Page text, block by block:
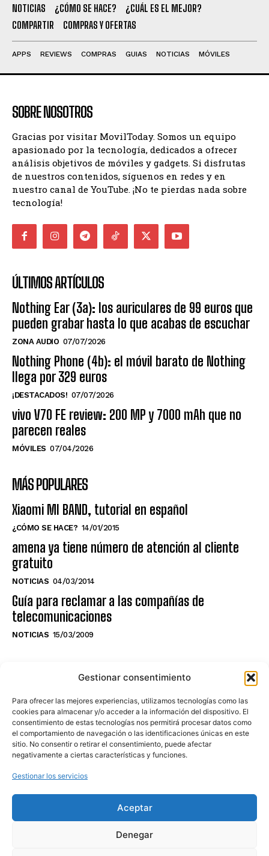
Gestionar consentimiento
Para ofrecer las mejores experiencias, utilizamos tecnologías como las
cookies para almacenar y/o acceder a la información del dispositivo. El
consentimiento de estas tecnologías nos permitirá procesar datos como
el comportamiento de navegación o las identificaciones únicas en este
sitio. No consentir o retirar el consentimiento, puede afectar
negativamente a ciertas características y funciones.
Gestionar los servicios
Aceptar
Denegar
NOTICIAS ¿CÓMO SE HACE?
¿CUÁL ES EL MEJOR?
COMPARTIR
COMPRAS Y OFERTAS
APPS REVIEWS COMPRAS GUIAS NOTICIAS MÓVILES
SOBRE NOSOTROS
Gracias por visitar MovilToday. Somos un equipo
apasionado por la tecnología, dedicados a ofrecer
análisis objetivos de móviles y gadgets. Si disfrutas
de nuestros contenidos, síguenos en redes y en
nuestro canal de YouTube. ¡No te pierdas nada sobre
tecnología!
ÚLTIMOS ARTÍCULOS
Nothing Ear (3a): los auriculares de 99 euros que
pueden grabar hasta lo que acabas de escuchar
ZONA AUDIO 07/07/2026
Nothing Phone (4b): el móvil barato de Nothing
llega por 329 euros
¡DESTACADOS! 07/07/2026
vivo V70 FE review: 200 MP y 7000 mAh que no
parecen reales
MÓVILES 07/04/2026
MÁS POPULARES
Xiaomi MI BAND, tutorial en español
¿CÓMO SE HACE? 14/01/2015
amena ya tiene número de atención al cliente
gratuito
NOTICIAS 04/03/2014
Guía para reclamar a las compañías de
telecomunicaciones
NOTICIAS 15/03/2009
NO TE PIERDAS LO ÚLTIMO DEL CANAL
Haz clic en «Estoy de acuerdo» para
activar Youtube
POLÍTICA DE COOKIES